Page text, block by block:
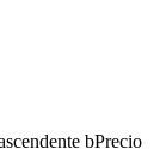
bPrecio